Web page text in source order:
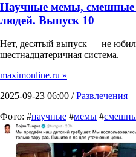
Научные мемы, смешные
людей. Выпуск 10
Нет, десятый выпуск — не
шестнадцатеричная система.
maximonline.ru »
2025-09-23 06:00 /Развлечения
Фото: #научные #мемы #